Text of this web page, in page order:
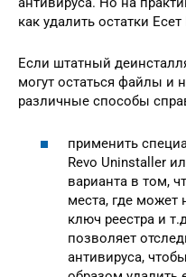
как удалить остатки
Если штатный
могут остаться файлы и
различные способы
применить
Revo Uninstaller
варианта в том,
места, где может
ключ реестра и
позволяет
антивируса,